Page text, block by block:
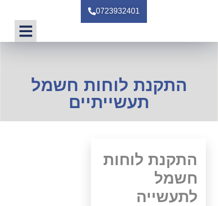
0723932401
התקנת לוחות חשמל
תעשייתיים
התקנת לוחות
חשמל
לתעשייה